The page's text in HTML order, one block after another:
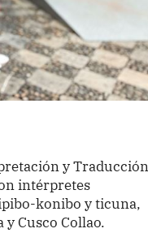
y Traducción
intérpretes
konibo y ticuna,
Cusco Collao.